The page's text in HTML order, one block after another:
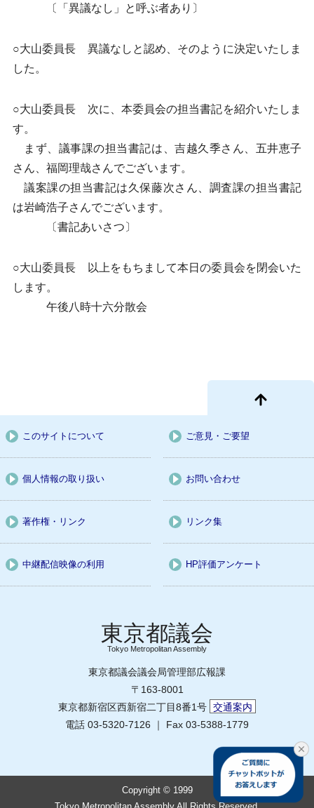
〔「異議なし」と呼ぶ者あり〕
○大山委員長 異議なしと認め、そのように決定いたしま
した。
○大山委員長 次に、本委員会の担当書記を紹介いたしま
す。
まず、議事課の担当書記は、吉越久季さん、五井恵子
さん、福岡理哉さんでございます。
議案課の担当書記は久保藤次さん、調査課の担当書記
は岩崎浩子さんでございます。
〔書記あいさつ〕
○大山委員長 以上をもちまして本日の委員会を閉会いた
します。
午後八時十六分散会
このサイトについて ご意見・ご要望
個人情報の取り扱い お問い合わせ
著作権・リンク リンク集
中継配信映像の利用 HP評価アンケート
Tokyo Metropolitan Assembly
東京都議会議会局管理部広報課
〒163-8001
東京都新宿区西新宿二丁目8番1号 交通案内
電話 03-5320-7126 ｜ Fax 03-5388-1779
Copyright © 1999
Tokyo Metropolitan Assembly All Rights Reserved.